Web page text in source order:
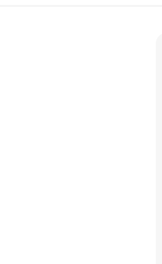
tại vị trí thích hợp ở bên trong căn